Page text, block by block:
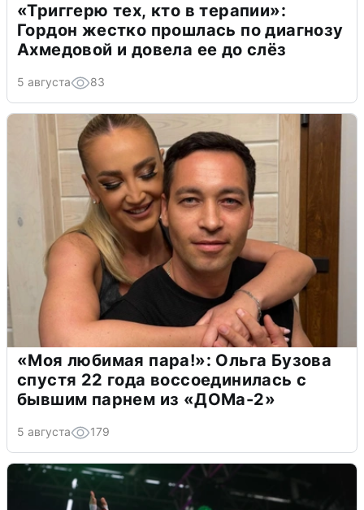
«Триггерю тех, кто в терапии»:
Гордон жестко прошлась по диагнозу
Ахмедовой и довела ее до слёз
5 августа 83
«Моя любимая пара!»: Ольга Бузова
спустя 22 года воссоединилась с
бывшим парнем из «ДОМа-2»
5 августа 179